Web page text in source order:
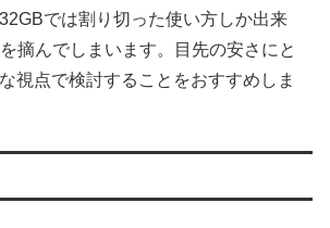
では割り切った使い方しか出来
摘んでしまいます。目先の安さにと
視点で検討することをおすすめしま